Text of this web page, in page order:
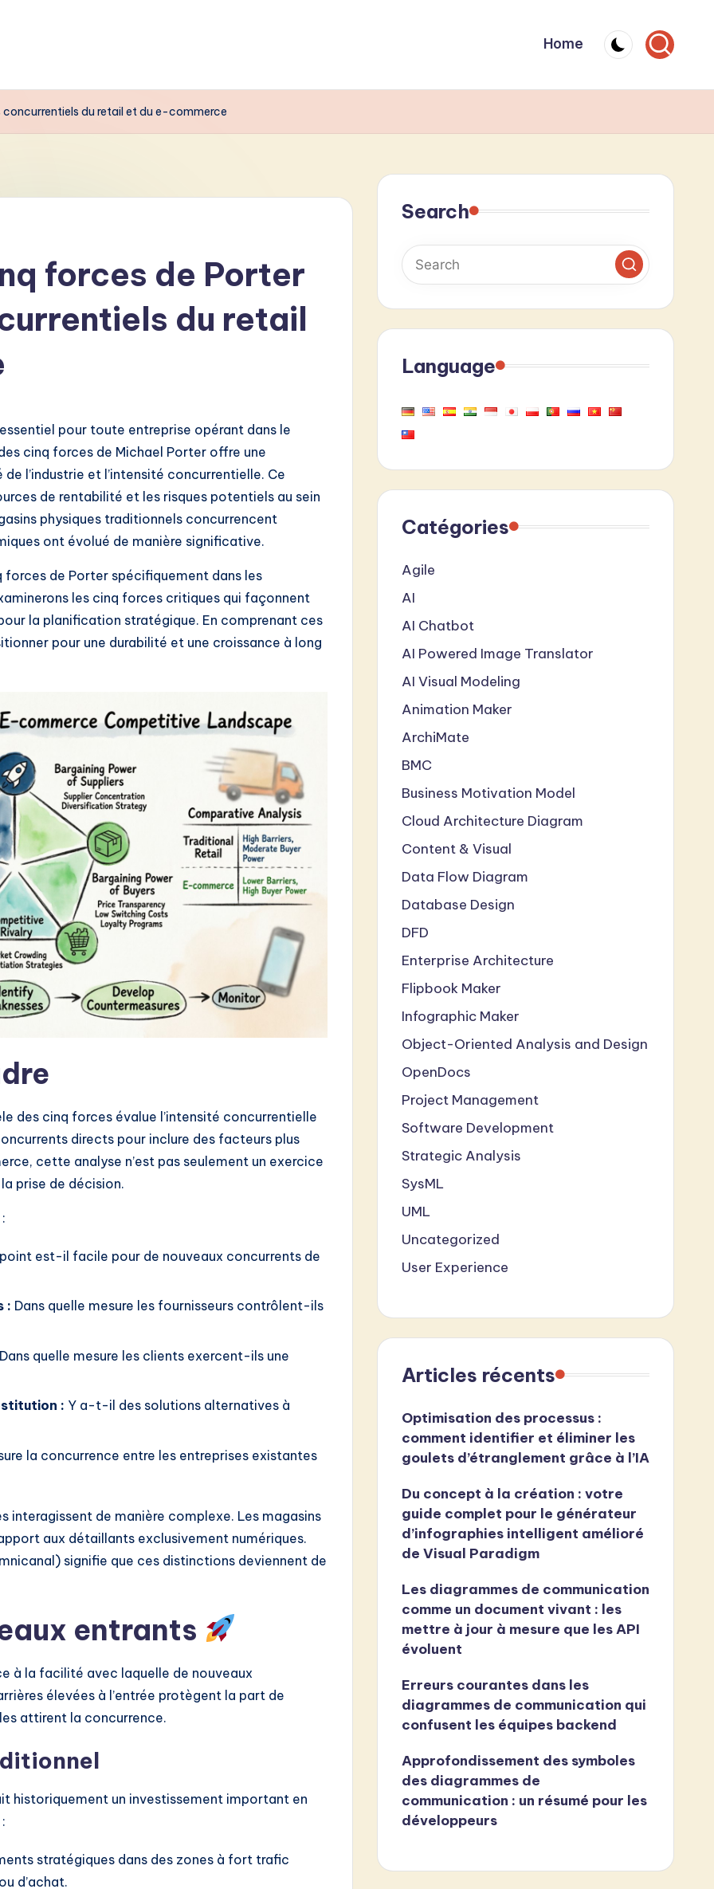
Home
du retail et du e-commerce
forces de Porter
du retail
pour toute entreprise opérant dans le
cinq forces de Michael Porter offre une
l’industrie et l’intensité concurrentielle. Ce
de rentabilité et les risques potentiels au sein
physiques traditionnels concurrencent
ont évolué de manière significative.
forces de Porter spécifiquement dans les
les cinq forces critiques qui façonnent
la planification stratégique. En comprenant ces
pour une durabilité et une croissance à long
des cinq forces évalue l’intensité concurrentielle
directs pour inclure des facteurs plus
cette analyse n’est pas seulement un exercice
prise de décision.
est-il facile pour de nouveaux concurrents de
: Dans quelle mesure les fournisseurs contrôlent-ils
Dans quelle mesure les clients exercent-ils une
: Y a-t-il des solutions alternatives à
la concurrence entre les entreprises existantes
interagissent de manière complexe. Les magasins
aux détaillants exclusivement numériques.
signifie que ces distinctions deviennent de
entrants
à la facilité avec laquelle de nouveaux
élevées à l’entrée protègent la part de
attirent la concurrence.
historiquement un investissement important en
stratégiques dans des zones à fort trafic
d’achat.
Search
Language
Catégories
Agile
AI
AI Chatbot
AI Powered Image Translator
AI Visual Modeling
Animation Maker
ArchiMate
BMC
Business Motivation Model
Cloud Architecture Diagram
Content & Visual
Data Flow Diagram
Database Design
DFD
Enterprise Architecture
Flipbook Maker
Infographic Maker
Object-Oriented Analysis and Design
OpenDocs
Project Management
Software Development
Strategic Analysis
SysML
UML
Uncategorized
User Experience
Articles récents
Optimisation des processus :
comment identifier et éliminer les
goulets d’étranglement grâce à l’IA
Du concept à la création : votre
guide complet pour le générateur
d’infographies intelligent amélioré
de Visual Paradigm
Les diagrammes de communication
comme un document vivant : les
mettre à jour à mesure que les API
évoluent
Erreurs courantes dans les
diagrammes de communication qui
confusent les équipes backend
Approfondissement des symboles
des diagrammes de
communication : un résumé pour les
développeurs